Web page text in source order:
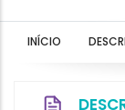
INÍCIO